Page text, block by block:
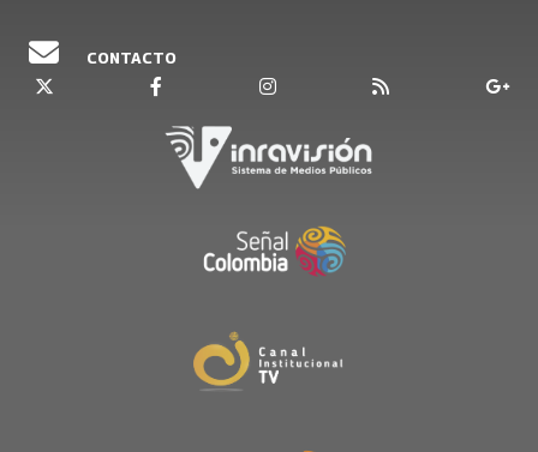
CONTACTO